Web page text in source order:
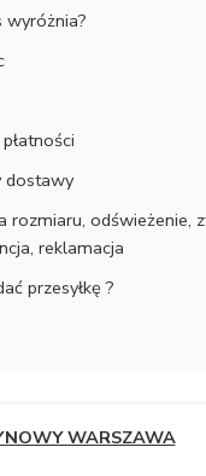
wyróżnia?
dostawy
rozmiaru, odświeżenie,
reklamacja
przesyłkę ?
WARSZAWA